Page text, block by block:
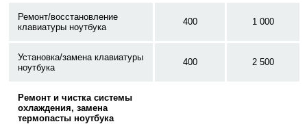
Ремонт/восстановление
клавиатуры ноутбука
400 1 000
Установка/замена клавиатуры
ноутбука
400 2 500
Ремонт и чистка системы
охлаждения, замена
термопасты ноутбука